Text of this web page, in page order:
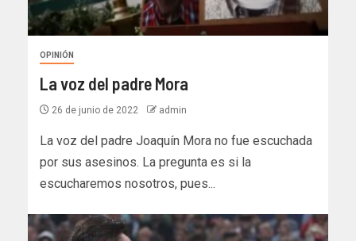
OPINIÓN
La voz del padre Mora
26 de junio de 2022 admin
La voz del padre Joaquín Mora no fue escuchada
por sus asesinos. La pregunta es si la
escucharemos nosotros, pues...